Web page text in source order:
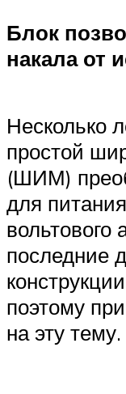
Блок
накала от
Несколько
простой
(ШИМ)
для
вольтового
последние
поэтому
на эту тему.